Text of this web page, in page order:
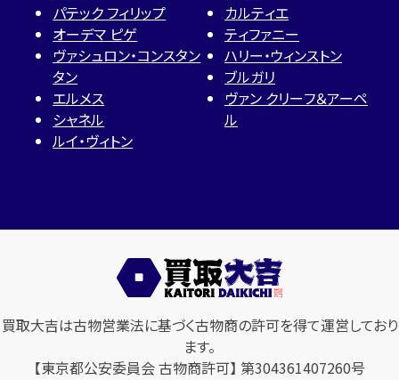
パテック フィリップ
オーデマ ピゲ
ヴァシュロン・コンスタン
タン
エルメス
シャネル
ルイ・ヴィトン
カルティエ
ティファニー
ハリー・ウィンストン
ブルガリ
ヴァン クリーフ＆アーペ
ル
買取大吉は古物営業法に基づく古物商の許可を得て運営しており
ます。
【東京都公安委員会 古物商許可】 第304361407260号